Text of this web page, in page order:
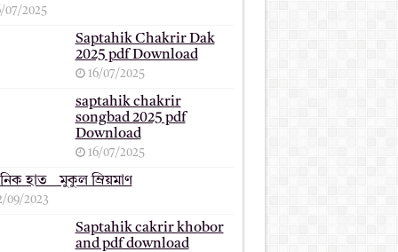
07/2025
Saptahik Chakrir Dak
2025 pdf Download
16/07/2025
saptahik chakrir
songbad 2025 pdf
Download
16/07/2025
হাত _ মুকুল ম্রিয়মাণ
09/2023
Saptahik cakrir khobor
and pdf download